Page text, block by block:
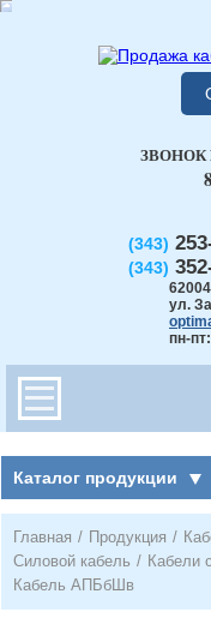
(343)
(343)
ул.
пн-
ЗВОНОК
Каталог продукции
Главная / Продукция /
Силовой кабель / Кабели
Кабель АПБбШв